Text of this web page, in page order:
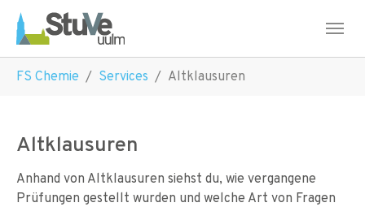
Skip to main navigation
Skip to main content
Skip to page footer
FS Chemie Services Altklausuren
Altklausuren
Anhand von Altklausuren siehst du, wie vergangene
Prüfungen gestellt wurden und welche Art von Fragen